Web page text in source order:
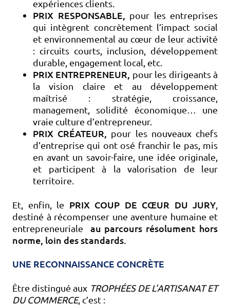
expériences clients.
PRIX RESPONSABLE, pour les entreprises
qui intègrent concrètement l’impact social
et environnemental au cœur de leur activité
: circuits courts, inclusion, développement
durable, engagement local, etc.
PRIX ENTREPRENEUR, pour les dirigeants à
la vision claire et au développement
maîtrisé : stratégie, croissance,
management, solidité économique… une
vraie culture d’entrepreneur.
PRIX CRÉATEUR, pour les nouveaux chefs
d’entreprise qui ont osé franchir le pas, mis
en avant un savoir-faire, une idée originale,
et participent à la valorisation de leur
territoire.
Et, enfin, le PRIX COUP DE CŒUR DU JURY
destiné à récompenser une aventure humaine et
entrepreneuriale au parcours résolument hors
norme, loin des standards.
UNE RECONNAISSANCE CONCRÈTE
Être distingué aux TROPHÉES DE L’ARTISANAT ET
DU COMMERCE, c’est :